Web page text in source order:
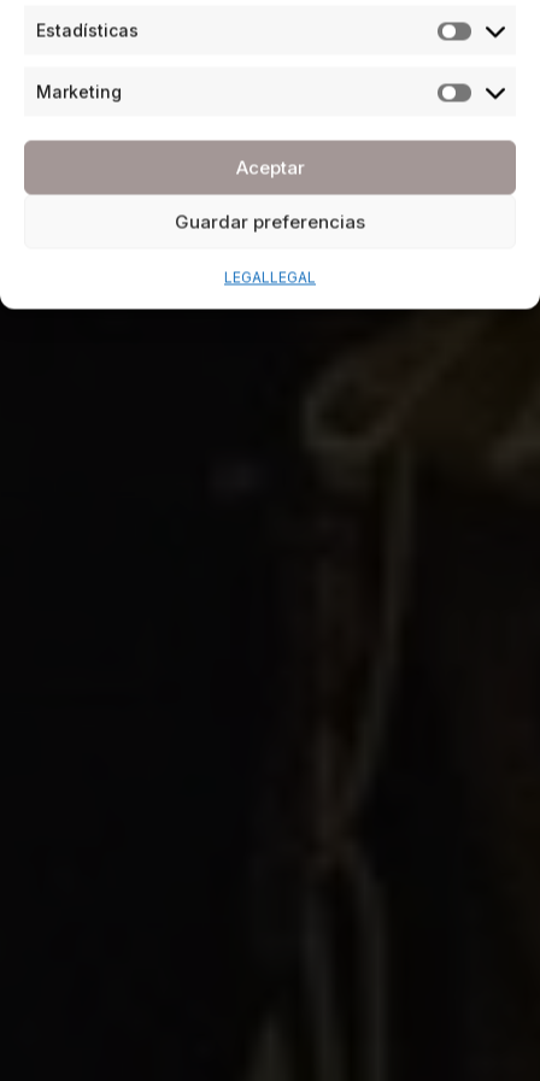
Estadísticas
Marketing
Aceptar
Guardar preferencias
LEGALLEGAL